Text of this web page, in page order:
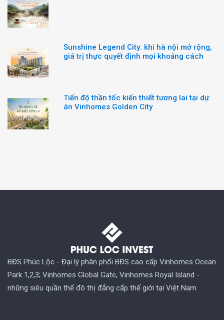
Sunshine Legend City: khi hà nội mở rộng,
giá trị thực quyết định mọi khoảng cách
Tiến độ thần tốc kiến thiết tương lai tại dự
án Vinhomes Golden City
BĐS Phúc Lộc - Đại lý phân phối BĐS cao cấp Vinhomes Ocean
Park 1,2,3; Vinhomes Global Gate, Vinhomes Royal Island -
những siêu quần thể đô thị đẳng cấp thế giới tại Việt Nam